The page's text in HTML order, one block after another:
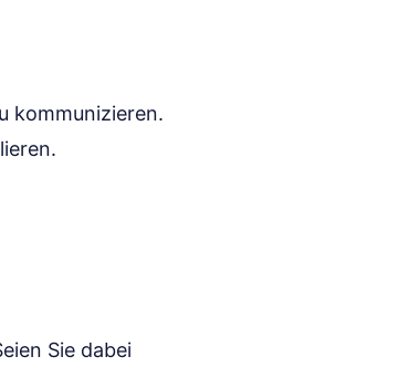
kommunizieren.
Sie dabei